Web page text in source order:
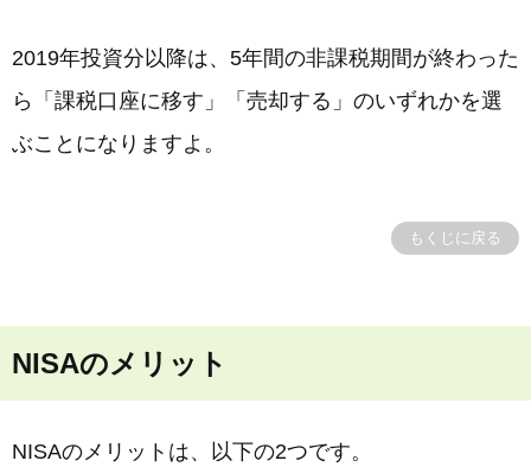
2019年投資分以降は、5年間の非課税期間が終わった
ら「課税口座に移す」「売却する」のいずれかを選
ぶことになりますよ。
もくじに戻る
NISAのメリット
NISAのメリットは、以下の2つです。